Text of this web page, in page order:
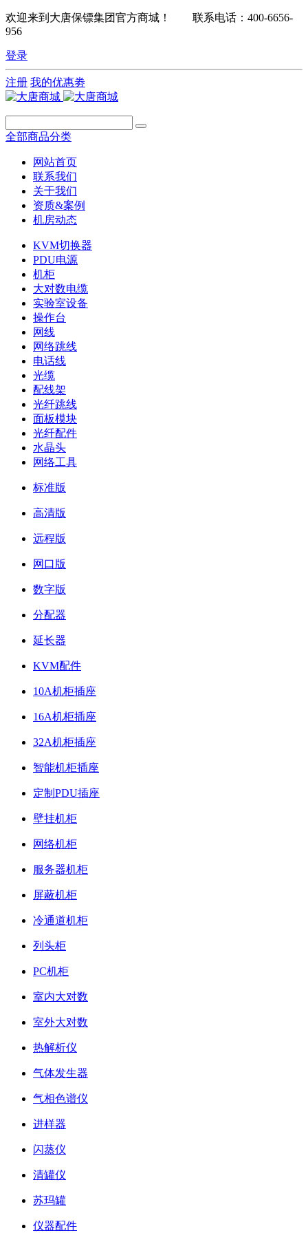
欢迎来到大唐保镖集团官方商城！ 联系电话：400-6656-
956
登录
注册 我的优惠劵
全部商品分类
网站首页
联系我们
关于我们
资质&案例
机房动态
KVM切换器
PDU电源
机柜
大对数电缆
实验室设备
操作台
网线
网络跳线
电话线
光缆
配线架
光纤跳线
面板模块
光纤配件
水晶头
网络工具
标准版
高清版
远程版
网口版
数字版
分配器
延长器
KVM配件
10A机柜插座
16A机柜插座
32A机柜插座
智能机柜插座
定制PDU插座
壁挂机柜
网络机柜
服务器机柜
屏蔽机柜
冷通道机柜
列头柜
PC机柜
室内大对数
室外大对数
热解析仪
气体发生器
气相色谱仪
进样器
闪蒸仪
清罐仪
苏玛罐
仪器配件